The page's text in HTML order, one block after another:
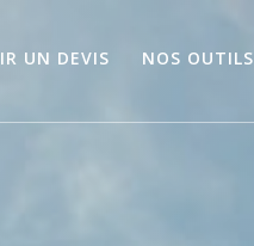
UN DEVIS NOS OUTILS